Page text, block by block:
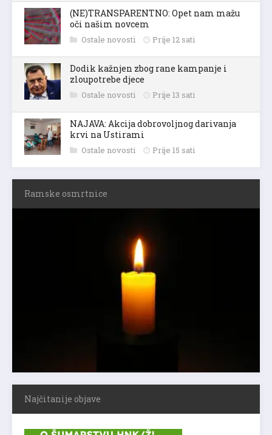
(NE)TRANSPARENTNO: Opet nam mažu
oči našim novcem
Ostale novosti Prije 12 sati
Dodik kažnjen zbog rane kampanje i
zloupotrebe djece
Ostale novosti Prije 13 sati
NAJAVA: Akcija dobrovoljnog darivanja
krvi na Ustirami
Ostale novosti Prije 15 sati
Ramske osmrtnice
Najčitanije objave